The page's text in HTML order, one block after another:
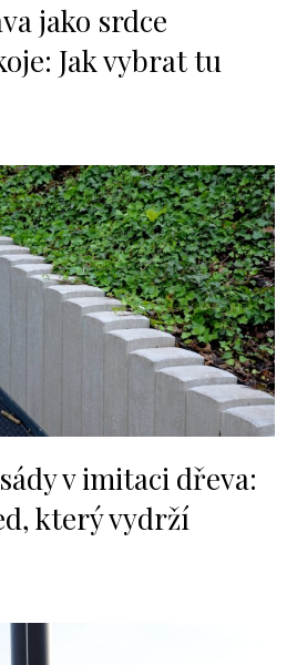
jako srdce
Jak vybrat tu
v imitaci dřeva:
který vydrží